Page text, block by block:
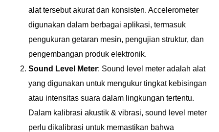
alat tersebut akurat dan konsisten. Accelerometer
digunakan dalam berbagai aplikasi, termasuk
pengukuran getaran mesin, pengujian struktur, dan
pengembangan produk elektronik.
Sound Level Meter: Sound level meter adalah alat
yang digunakan untuk mengukur tingkat kebisingan
atau intensitas suara dalam lingkungan tertentu.
Dalam kalibrasi akustik & vibrasi, sound level meter
perlu dikalibrasi untuk memastikan bahwa